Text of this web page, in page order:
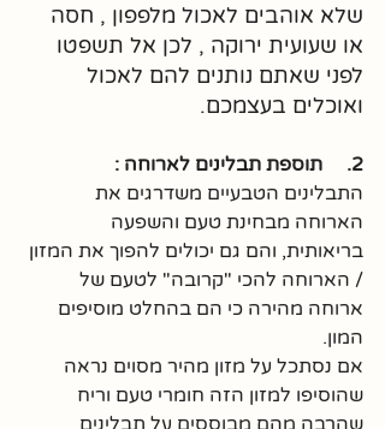
שלא אוהבים לאכול מלפפון , חסה
או שעועית ירוקה , לכן אל תשפטו
לפני שאתם נותנים להם לאכול
ואוכלים בעצמכם.
2.     תוספת תבלינים לארוחה :
התבלינים הטבעיים משדרגים את
הארוחה מבחינת טעם והשפעה
בריאותית, והם גם יכולים להפוך את המזון
/ הארוחה להכי "קרובה" לטעם של
ארוחה מהירה כי הם בהחלט מוסיפים
המון.
אם נסתכל על מזון מהיר מסוים נראה
שהוסיפו למזון הזה חומרי טעם וריח